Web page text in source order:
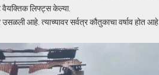
लिफ्ट्स केल्या.
आहे. त्याच्यावर सर्वत्र कौतुकाचा वर्षाव होत आहे.